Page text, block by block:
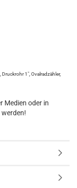
1", Ovalradzähler,
Medien oder in